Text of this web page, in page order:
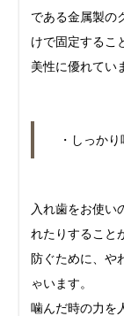
である金属製の
けで固定するこ
美性に優れてい
・しっか
入れ歯をお使い
れたりすること
防ぐために、や
ゃいます。
噛んだ時の力を